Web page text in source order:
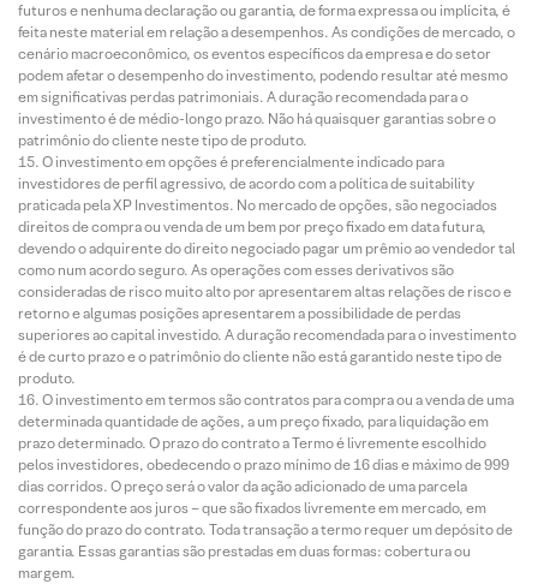
futuros e nenhuma declaração ou garantia, de forma expressa ou implícita, é
feita neste material em relação a desempenhos. As condições de mercado, o
cenário macroeconômico, os eventos específicos da empresa e do setor
podem afetar o desempenho do investimento, podendo resultar até mesmo
em significativas perdas patrimoniais. A duração recomendada para o
investimento é de médio-longo prazo. Não há quaisquer garantias sobre o
patrimônio do cliente neste tipo de produto.
O investimento em opções é preferencialmente indicado para
investidores de perfil agressivo, de acordo com a política de suitability
praticada pela XP Investimentos. No mercado de opções, são negociados
direitos de compra ou venda de um bem por preço fixado em data futura,
devendo o adquirente do direito negociado pagar um prêmio ao vendedor tal
como num acordo seguro. As operações com esses derivativos são
consideradas de risco muito alto por apresentarem altas relações de risco e
retorno e algumas posições apresentarem a possibilidade de perdas
superiores ao capital investido. A duração recomendada para o investimento
é de curto prazo e o patrimônio do cliente não está garantido neste tipo de
produto.
O investimento em termos são contratos para compra ou a venda de uma
determinada quantidade de ações, a um preço fixado, para liquidação em
prazo determinado. O prazo do contrato a Termo é livremente escolhido
pelos investidores, obedecendo o prazo mínimo de 16 dias e máximo de 999
dias corridos. O preço será o valor da ação adicionado de uma parcela
correspondente aos juros – que são fixados livremente em mercado, em
função do prazo do contrato. Toda transação a termo requer um depósito de
garantia. Essas garantias são prestadas em duas formas: cobertura ou
margem.